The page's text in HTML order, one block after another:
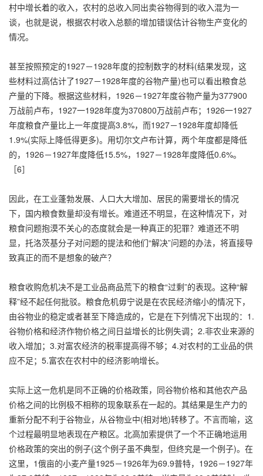
村中增长着的收入，农村的总收入同出卖谷物得到的收入混为一
谈，也就是说，根据农村收入总额的增加错误估计谷物生产变化的
情况。
甚至按照预定的1927－1928年度的控制数字的材料(结果发现，这
些材料过高估计了1927－1928年度的谷物产量)也可以看出粮食总
产量的下降。根据这些材料，1926－1927年度谷物产量为377900
万战前卢布，1927一1928年度为370800万战前卢布；1926一1927
年度粮食产量比上一年度提高3.8%，而1927－1928年度却降低
1.9%(实际上降低得更多)。用切尔文卢布计算，两个年度都是降低
的，1926－1927年度降低15.5%，1927－1928年度降低0.6%。
［6］
因此，在工业蓬勃发展、人口大大增加、居民的需要增长的情况
下，国内粮食数量却没有增长。难道还不明显，在这种情况下，对
粮食问题抱漠不关心的态度就会是一种真正的犯罪？难道还不明
显，托洛茨基分子对问题的提法和他们“解决”问题的办法，将直接导
致真正的而不是想象的破产？
粮食收购危机决不是工业品商品荒下的粮食“过剩”的表现。这种“解
释”经不起任何批驳。粮食危机毋宁说是在农民经济缩小的情况下，
由谷物业的稳定或者甚至下降造成的，它是在下列情况下出现的：1.
谷物价格和经济作物价格之间日益增长的比例失调；2.非农业来源的
收入增加；3.对富农经济的税率提高得不够；4.对农村的工业品的供
应不足；5.富农在农村中的经济影响增长。
实际上这一危机是同不正确的价格政策，同谷物价格和其他农产品
价格之间的比例极不相称的现象联系在一起的。其结果是生产力的
重新分配不利于谷物业，从谷物业中(相对地)转移了。不言而喻，这
个过程最明显地表现在产粮区。北高加索提供了一个不正确地运用
价格政策的突出的例子(这个例子虽不典型，但终究是一个例子)。在
这里，1俄亩的小麦产量1925－1926年为69.9普特，1926－1927年